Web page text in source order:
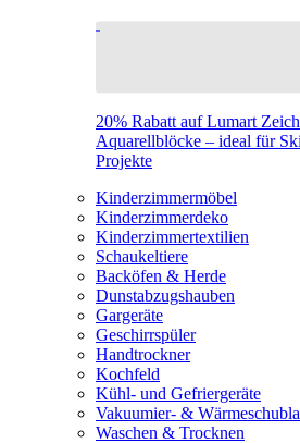
20% Rabatt auf Lumart
Aquarellblöcke – ideal für
Projekte
Kinderzimmermöbel
Kinderzimmerdeko
Kinderzimmertextilien
Schaukeltiere
Backöfen & Herde
Dunstabzugshauben
Gargeräte
Geschirrspüler
Handtrockner
Kochfeld
Kühl- und Gefriergeräte
Vakuumier- &
Waschen & Trocknen